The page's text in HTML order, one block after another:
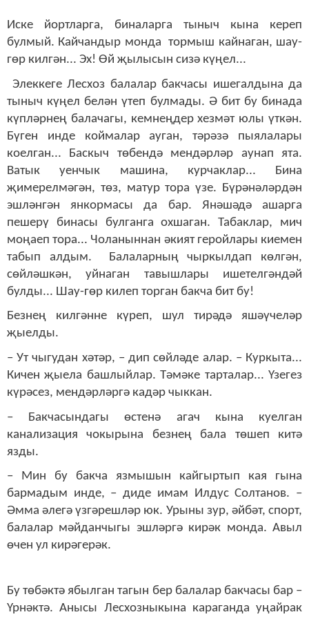
Иске йортларга, биналарга тыныч кына кереп
булмый. Кайчандыр монда тормыш кайнаган, шау-
гөр килгән... Эх! Өй җылысын сизә күңел...
Элеккеге Лесхоз балалар бакчасы ишегалдына да
тыныч күңел белән үтеп булмады. Ә бит бу бинада
күпләрнең балачагы, кемнеңдер хезмәт юлы үткән.
Бүген инде коймалар ауган, тәрәзә пыялалары
коелган... Баскыч төбендә мендәрләр аунап ята.
Ватык уенчык машина, курчаклар... Бина
җимерелмәгән, төз, матур тора үзе. Бүрәнәләрдән
эшләнгән янкормасы да бар. Янәшәдә ашарга
пешерү бинасы булганга охшаган. Табаклар, мич
моңаеп тора... Чоланыннан әкият геройлары киемен
табып алдым. Балаларның чыркылдап көлгән,
сөйләшкән, уйнаган тавышлары ишетелгәндәй
булды... Шау-гөр килеп торган бакча бит бу!
Безнең килгәнне күреп, шул тирәдә яшәүчеләр
җыелды.
– Ут чыгудан хәтәр, – дип сөйләде алар. – Куркыта...
Кичен җыела башлыйлар. Тәмәке тарталар... Үзегез
күрәсез, мендәрләргә кадәр чыккан.
– Бакчасындагы өстенә агач кына куелган
канализация чокырына безнең бала төшеп китә
язды.
– Мин бу бакча язмышын кайгыртып кая гына
бармадым инде, – диде имам Илдус Солтанов. –
Әмма әлегә үзгәрешләр юк. Урыны зур, әйбәт, спорт,
балалар мәйданчыгы эшләргә кирәк монда. Авыл
өчен ул кирәгерәк.
Бу төбәктә ябылган тагын бер балалар бакчасы бар –
Үрнәктә. Анысы Лесхозныкына караганда уңайрак